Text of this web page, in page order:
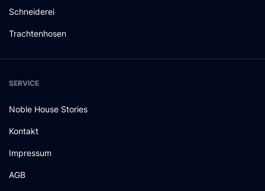
Schneiderei
Trachtenhosen
SERVICE
Noble House Stories
Kontakt
Impressum
AGB